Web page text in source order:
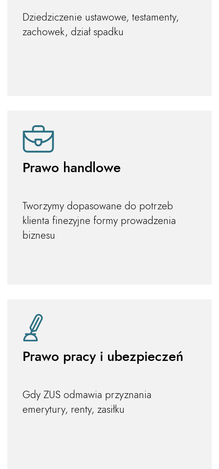
Dziedziczenie ustawowe, testamenty,
zachowek, dział spadku
Prawo handlowe
Tworzymy dopasowane do potrzeb
klienta finezyjne formy prowadzenia
biznesu
Prawo pracy i ubezpieczeń
Gdy ZUS odmawia przyznania
emerytury, renty, zasiłku